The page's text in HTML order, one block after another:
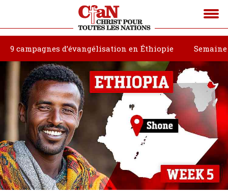
9 campagnes d’évangélisation en Éthiopie Semaine